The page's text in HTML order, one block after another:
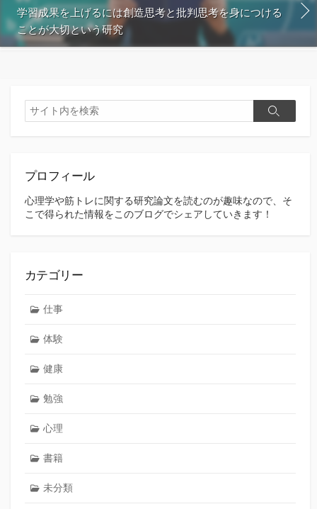
学習成果を上げるには創造思考と批判思考を身につける
ことが大切という研究
検
索
検
プロフィール
心理学や筋トレに関する研究論文を読むのが趣味なので、そ
こで得られた情報をこのブログでシェアしていきます！
カテゴリー
仕事
体験
健康
勉強
心理
書籍
未分類